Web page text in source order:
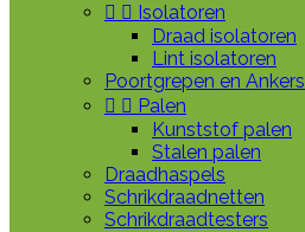
  Isolatoren
Draad isolatoren
Lint isolatoren
Poortgrepen en Ankers
  Palen
Kunststof palen
Stalen palen
Draadhaspels
Schrikdraadnetten
Schrikdraadtesters